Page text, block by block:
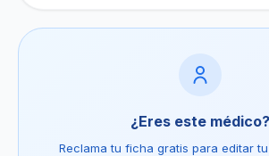
¿Eres este médico?
Reclama tu ficha gratis para editar